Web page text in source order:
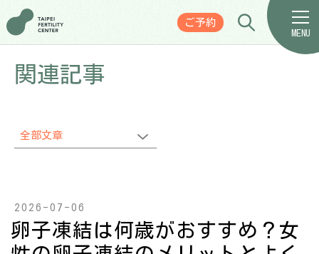
ご予約
MENU
関連記事
全部文章
2026-07-06
卵子凍結は何歳がおすすめ？女